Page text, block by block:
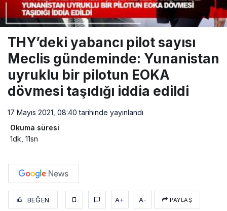
THY’deki yabancı pilot sayısı
Meclis gündeminde: Yunanistan
uyruklu bir pilotun EOKA
dövmesi taşıdığı iddia edildi
17 Mayıs 2021, 08:40 tarihinde yayınlandı
Okuma süresi
1dk, 11sn
BEĞEN A+ A- PAYLAŞ